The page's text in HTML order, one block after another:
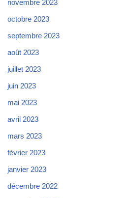
novembre 2023
octobre 2023
septembre 2023
août 2023
juillet 2023
juin 2023
mai 2023
avril 2023
mars 2023
février 2023
janvier 2023
décembre 2022